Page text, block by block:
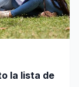
la lista de